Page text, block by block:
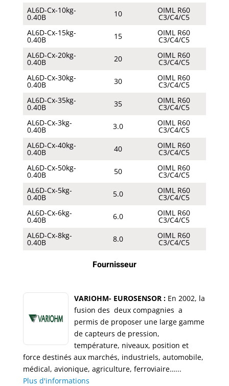
AL6D-Cx-10kg-
0.40B 10 OIML R60
C3/C4/C5
AL6D-Cx-15kg-
0.40B 15 OIML R60
C3/C4/C5
AL6D-Cx-20kg-
0.40B 20 OIML R60
C3/C4/C5
AL6D-Cx-30kg-
0.40B 30 OIML R60
C3/C4/C5
AL6D-Cx-35kg-
0.40B 35 OIML R60
C3/C4/C5
AL6D-Cx-3kg-
0.40B 3.0 OIML R60
C3/C4/C5
AL6D-Cx-40kg-
0.40B 40 OIML R60
C3/C4/C5
AL6D-Cx-50kg-
0.40B 50 OIML R60
C3/C4/C5
AL6D-Cx-5kg-
0.40B 5.0 OIML R60
C3/C4/C5
AL6D-Cx-6kg-
0.40B 6.0 OIML R60
C3/C4/C5
AL6D-Cx-8kg-
0.40B 8.0 OIML R60
C3/C4/C5
Fournisseur
VARIOHM- EUROSENSOR : En 2002, la
fusion des deux compagnies a
permis de proposer une large gamme
de capteurs de pression,
température, niveaux, position et
force destinés aux marchés, industriels, automobile,
médical, avionique, agriculture, ferroviaire…...
Plus d'informations